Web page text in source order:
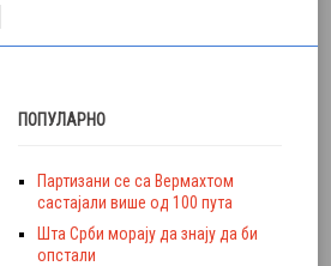
ПОПУЛАРНО
Партизани се са Вермахтом
састајали више од 100 пута
Шта Срби морају да знају да би
опстали